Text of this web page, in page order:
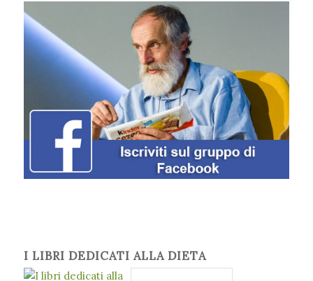
I LIBRI DEDICATI ALLA DIETA